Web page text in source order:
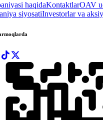
haqidaKontaktlarOAV
siyosatiInvestorlar va